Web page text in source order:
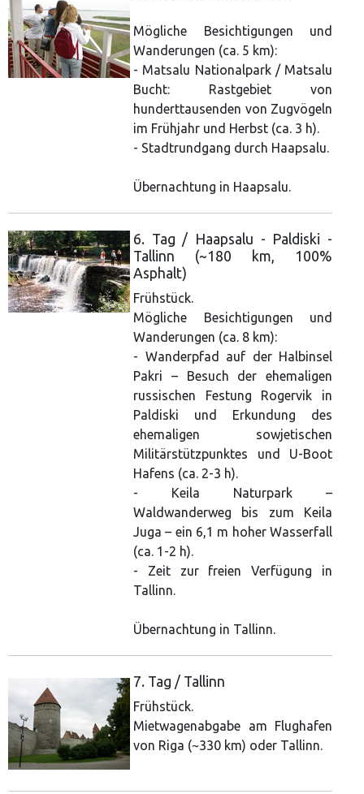
Mögliche Besichtigungen und
Wanderungen (ca. 5 km):
- Matsalu Nationalpark / Matsalu
Bucht: Rastgebiet von
hunderttausenden von Zugvögeln
im Frühjahr und Herbst (ca. 3 h).
- Stadtrundgang durch Haapsalu.
Übernachtung in Haapsalu.
6. Tag / Haapsalu - Paldiski -
Tallinn (~180 km, 100%
Asphalt)
Frühstück.
Mögliche Besichtigungen und
Wanderungen (ca. 8 km):
- Wanderpfad auf der Halbinsel
Pakri – Besuch der ehemaligen
russischen Festung Rogervik in
Paldiski und Erkundung des
ehemaligen sowjetischen
Militärstützpunktes und U-Boot
Hafens (ca. 2-3 h).
- Keila Naturpark –
Waldwanderweg bis zum Keila
Juga – ein 6,1 m hoher Wasserfall
(ca. 1-2 h).
- Zeit zur freien Verfügung in
Tallinn.
Übernachtung in Tallinn.
7. Tag / Tallinn
Frühstück.
Mietwagenabgabe am Flughafen
von Riga (~330 km) oder Tallinn.